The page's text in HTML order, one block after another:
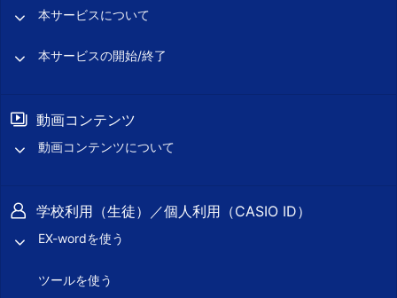
本サービスについて
本サービスの開始/終了
動画コンテンツ
動画コンテンツについて
学校利用（生徒）／個人利用（CASIO ID）
EX-wordを使う
ツールを使う